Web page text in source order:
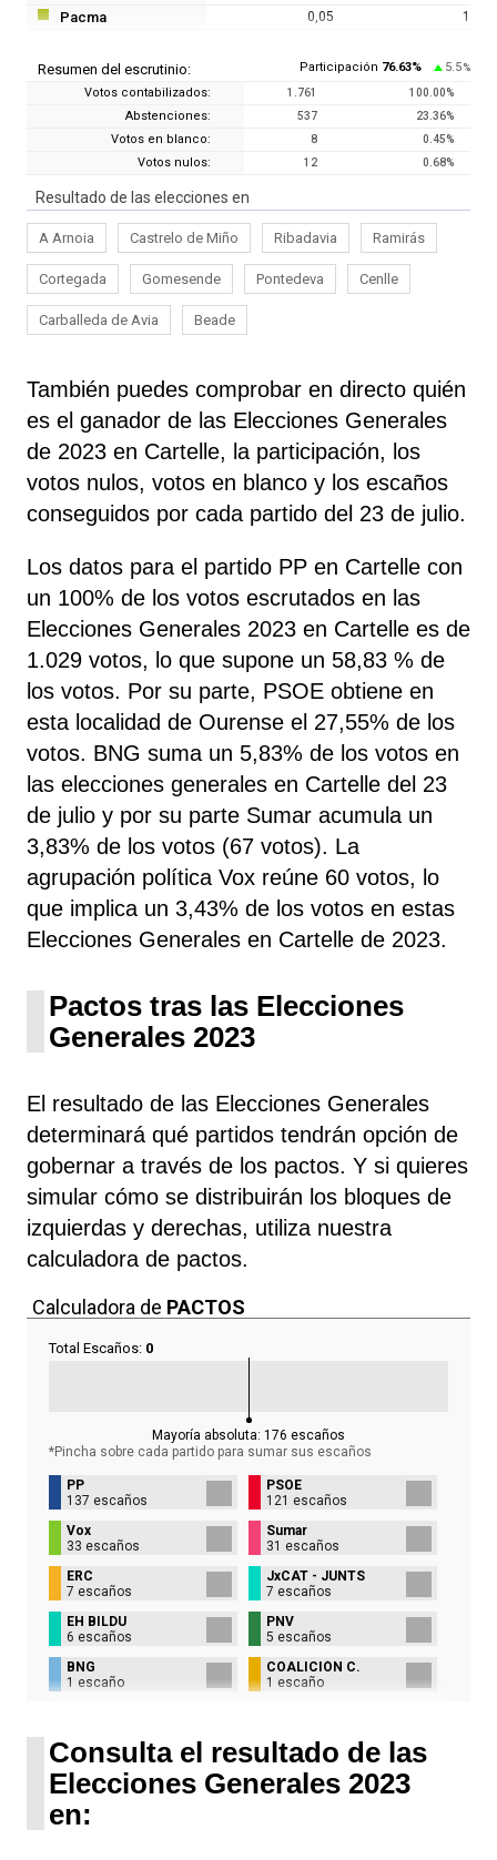
Pacma
0,05 1
Resumen del escrutinio: Participación 76.63% 5.5 %
Votos contabilizados: 1.761 100.00%
Abstenciones: 537 23.36%
Votos en blanco: 8 0.45%
Votos nulos: 12 0.68%
Resultado de las elecciones en
A Arnoia Castrelo de Miño Ribadavia Ramirás
Cortegada Gomesende Pontedeva Cenlle
Carballeda de Avia Beade
También puedes comprobar en directo quién
es el ganador de las Elecciones Generales
de 2023 en Cartelle, la participación, los
votos nulos, votos en blanco y los escaños
conseguidos por cada partido del 23 de julio.
Los datos para el partido PP en Cartelle con
un 100% de los votos escrutados en las
Elecciones Generales 2023 en Cartelle es de
1.029 votos, lo que supone un 58,83 % de
los votos. Por su parte, PSOE obtiene en
esta localidad de Ourense el 27,55% de los
votos. BNG suma un 5,83% de los votos en
las elecciones generales en Cartelle del 23
de julio y por su parte Sumar acumula un
3,83% de los votos (67 votos). La
agrupación política Vox reúne 60 votos, lo
que implica un 3,43% de los votos en estas
Elecciones Generales en Cartelle de 2023.
Pactos tras las Elecciones
Generales 2023
El resultado de las Elecciones Generales
determinará qué partidos tendrán opción de
gobernar a través de los pactos. Y si quieres
simular cómo se distribuirán los bloques de
izquierdas y derechas, utiliza nuestra
calculadora de pactos.
Calculadora de PACTOS
Total Escaños: 0
Mayoría absoluta: 176 escaños
*Pincha sobre cada partido para sumar sus escaños
PP
137 escaños
PSOE
121 escaños
Vox
33 escaños
Sumar
31 escaños
ERC
7 escaños
JxCAT - JUNTS
7 escaños
EH BILDU
6 escaños
PNV
5 escaños
BNG
1 escaño
COALICIÓN C.
1 escaño
Consulta el resultado de las
Elecciones Generales 2023
en: